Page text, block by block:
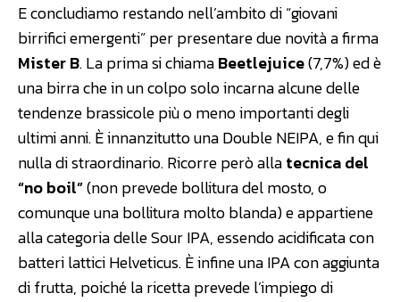
E concludiamo restando nell’ambito di “giovani
birrifici emergenti” per presentare due novità a firma
Mister B. La prima si chiamaBeetlejuice(7,7%) ed è
una birra che in un colpo solo incarna alcune delle
tendenze brassicole più o meno importanti degli
ultimi anni. È innanzitutto una Double NEIPA, e fin qui
nulla di straordinario. Ricorre però allatecnica del
“no boil”(non prevede bollitura del mosto, o
comunque una bollitura molto blanda) e appartiene
alla categoria delle Sour IPA, essendo acidificata con
batteri lattici Helveticus. È infine una IPA con aggiunta
di frutta, poiché la ricetta prevede l’impiego di